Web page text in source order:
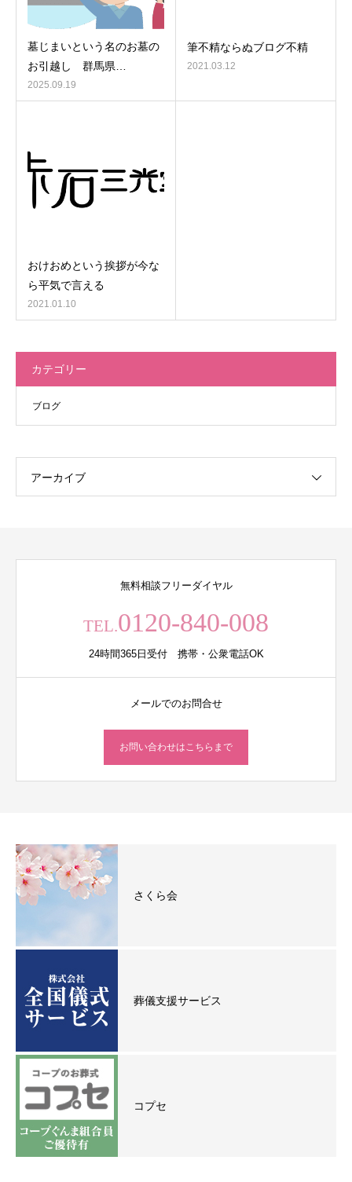
墓じまいという名のお墓の
お引越し 群馬県…
2025.09.19
筆不精ならぬブログ不精
2021.03.12
おけおめという挨拶が今な
ら平気で言える
2021.01.10
カテゴリー
ブログ
アーカイブ
無料相談フリーダイヤル
TEL.0120-840-008
24時間365日受付 携帯・公衆電話OK
メールでのお問合せ
お問い合わせはこちらまで
さくら会
葬儀支援サービス
コプセ